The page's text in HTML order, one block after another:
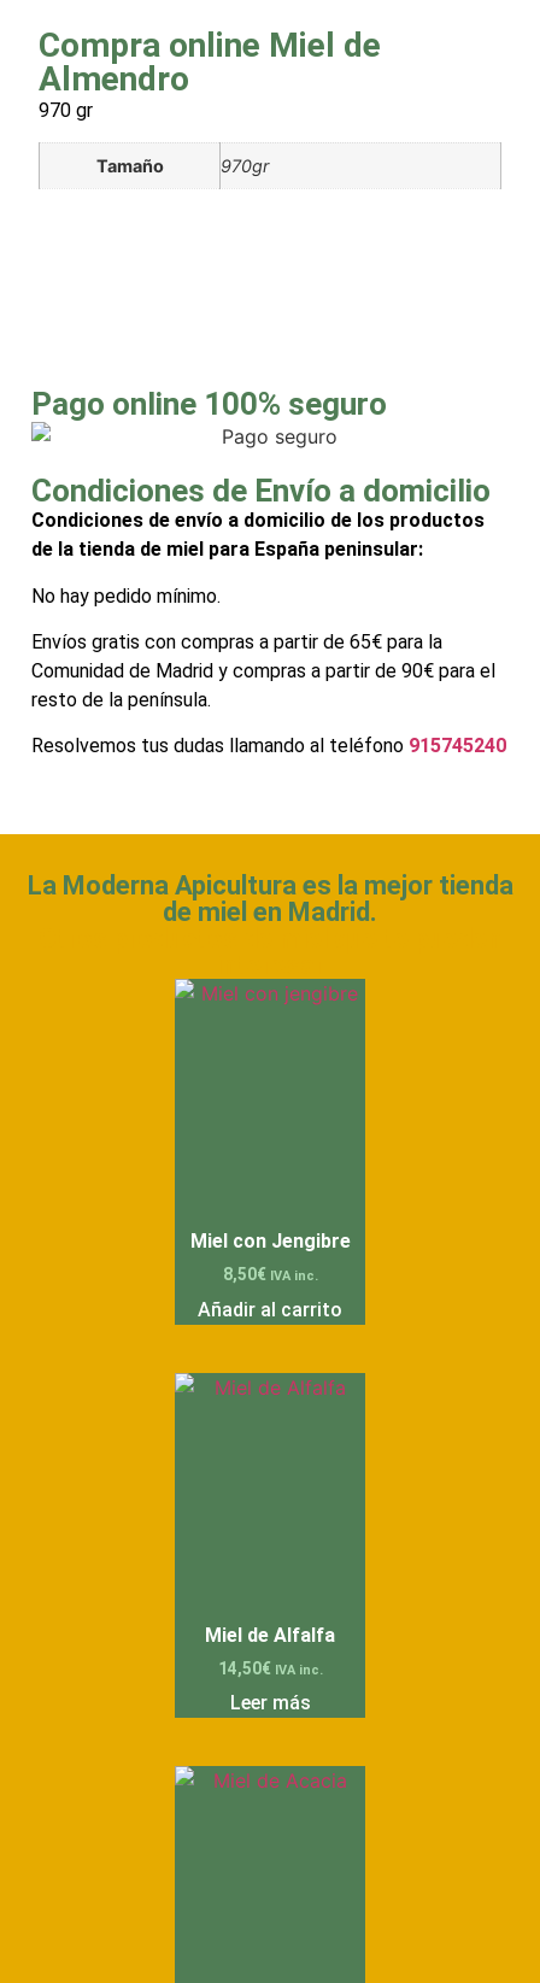
Compra online Miel de
Almendro
970 gr
Tamaño 970gr
Pago online 100% seguro
Condiciones de Envío a domicilio
Condiciones de envío a domicilio de los productos
de la tienda de miel para España peninsular:
No hay pedido mínimo.
Envíos gratis con compras a partir de 65€ para la
Comunidad de Madrid y compras a partir de 90€ para el
resto de la península.
Resolvemos tus dudas llamando al teléfono 915745240
La Moderna Apicultura es la mejor tienda
de miel en Madrid.
Miel con Jengibre
8,50€ IVA inc.
Añadir al carrito
Miel de Alfalfa
14,50€ IVA inc.
Leer más